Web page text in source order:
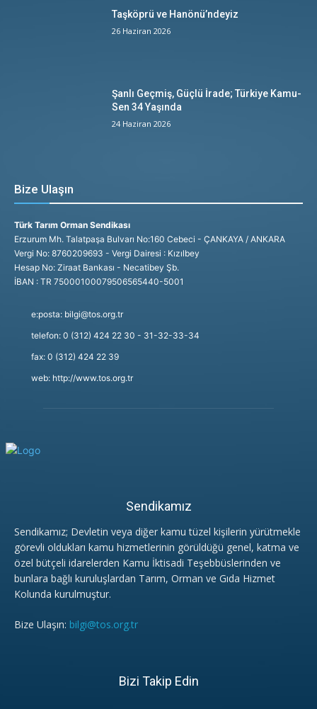
Taşköprü ve Hanönü’ndeyiz
26 Haziran 2026
Şanlı Geçmiş, Güçlü İrade; Türkiye Kamu-
Sen 34 Yaşında
24 Haziran 2026
Bize Ulaşın
Türk Tarım Orman Sendikası
Erzurum Mh. Talatpaşa Bulvarı No:160 Cebeci - ÇANKAYA / ANKARA
Vergi No: 8760209693 - Vergi Dairesi : Kızılbey
Hesap No: Ziraat Bankası - Necatibey Şb.
İBAN : TR 75000100079506565440-5001
e:posta: bilgi@tos.org.tr
telefon: 0 (312) 424 22 30 - 31-32-33-34
fax: 0 (312) 424 22 39
web: http://www.tos.org.tr
Sendikamız
Sendikamız; Devletin veya diğer kamu tüzel kişilerin yürütmekle
görevli oldukları kamu hizmetlerinin görüldüğü genel, katma ve
özel bütçeli idarelerden Kamu İktisadi Teşebbüslerinden ve
bunlara bağlı kuruluşlardan Tarım, Orman ve Gıda Hizmet
Kolunda kurulmuştur.
Bize Ulaşın: bilgi@tos.org.tr
Bizi Takip Edin